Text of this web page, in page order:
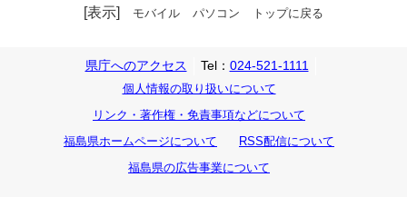
[表示] モバイル パソコン トップに戻る
県庁へのアクセス Tel： 024-521-1111
個人情報の取り扱いについて
リンク・著作権・免責事項などについて
福島県ホームページについて
RSS配信について
福島県の広告事業について